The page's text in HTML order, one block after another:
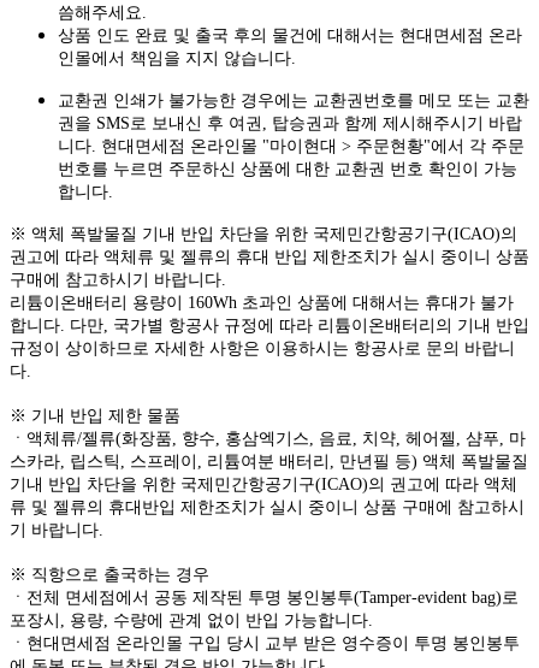
씀해주세요.
상품 인도 완료 및 출국 후의 물건에 대해서는 현대면세점 온라
인몰에서 책임을 지지 않습니다.
교환권 인쇄가 불가능한 경우에는 교환권번호를 메모 또는 교환
권을 SMS로 보내신 후 여권, 탑승권과 함께 제시해주시기 바랍
니다. 현대면세점 온라인몰 "마이현대 > 주문현황"에서 각 주문
번호를 누르면 주문하신 상품에 대한 교환권 번호 확인이 가능
합니다.
※ 액체 폭발물질 기내 반입 차단을 위한 국제민간항공기구(ICAO)의
권고에 따라 액체류 및 젤류의 휴대 반입 제한조치가 실시 중이니 상품
구매에 참고하시기 바랍니다.
리튬이온배터리 용량이 160Wh 초과인 상품에 대해서는 휴대가 불가
합니다. 다만, 국가별 항공사 규정에 따라 리튬이온배터리의 기내 반입
규정이 상이하므로 자세한 사항은 이용하시는 항공사로 문의 바랍니
다.
※ 기내 반입 제한 물품
ㆍ액체류/젤류(화장품, 향수, 홍삼엑기스, 음료, 치약, 헤어젤, 샴푸, 마
스카라, 립스틱, 스프레이, 리튬여분 배터리, 만년필 등) 액체 폭발물질
기내 반입 차단을 위한 국제민간항공기구(ICAO)의 권고에 따라 액체
류 및 젤류의 휴대반입 제한조치가 실시 중이니 상품 구매에 참고하시
기 바랍니다.
※ 직항으로 출국하는 경우
ㆍ전체 면세점에서 공동 제작된 투명 봉인봉투(Tamper-evident bag)로
포장시, 용량, 수량에 관계 없이 반입 가능합니다.
ㆍ현대면세점 온라인몰 구입 당시 교부 받은 영수증이 투명 봉인봉투